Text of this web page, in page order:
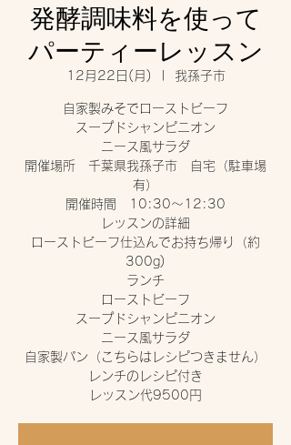
発酵調味料を使って
パーティーレッスン
12月22日(月) 我孫子市
自家製みそでローストビーフ
スープドシャンピニオン
ニース風サラダ
開催場所 千葉県我孫子市 自宅（駐車場
有）
開催時間 10:30〜12:30
レッスンの詳細
ローストビーフ仕込んでお持ち帰り（約
300g)
ランチ
ローストビーフ
スープドシャンピニオン
ニース風サラダ
自家製パン（こちらはレシピつきません）
レンチのレシピ付き
レッスン代9500円